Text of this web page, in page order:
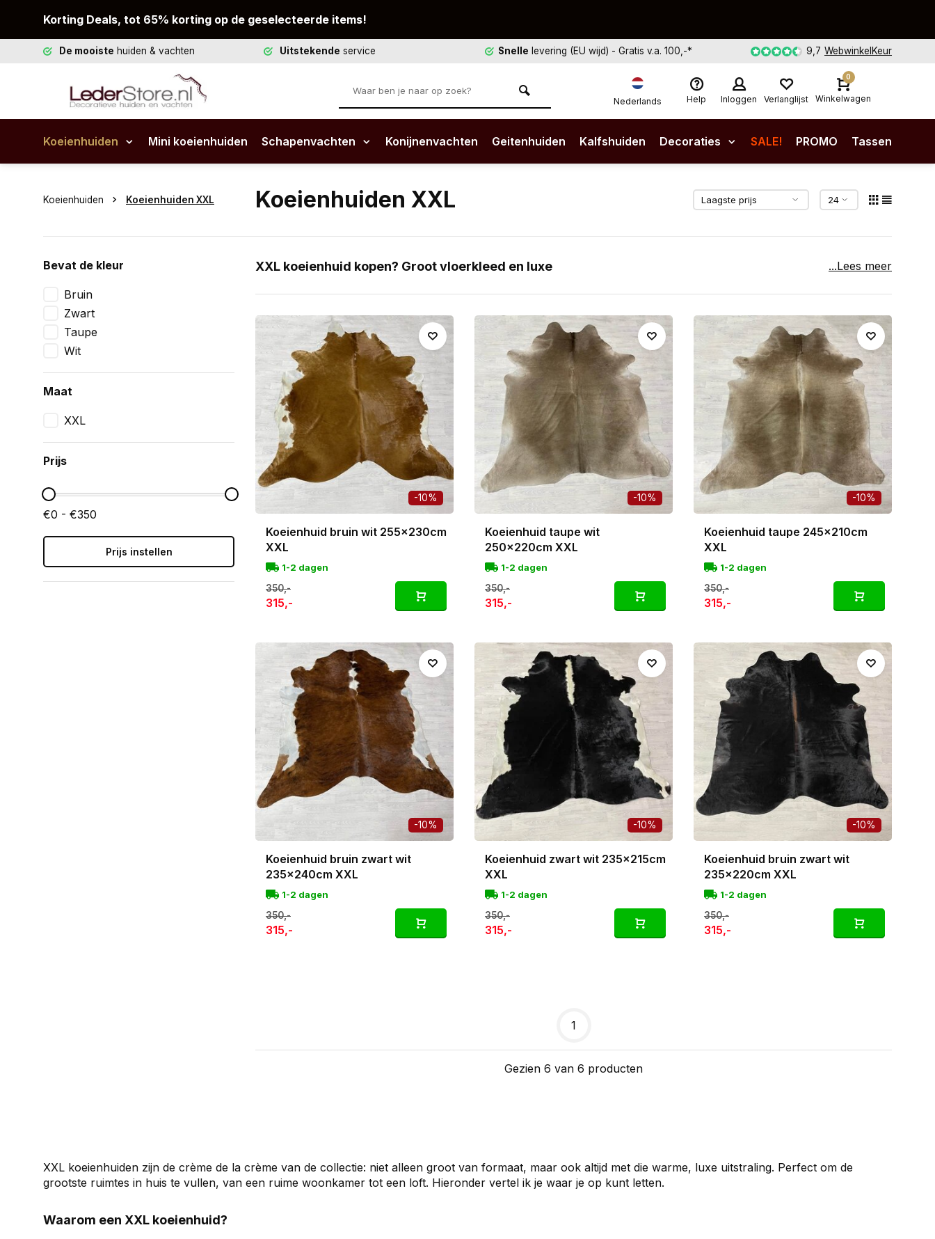
Korting Deals, tot 65% korting op de geselecteerde items!
De mooiste huiden & vachten Uitstekende service Snelle levering (EU wijd) - Gratis v.a. 100,-* 9,7 WebwinkelKeur
Nederlands Help Inloggen Verlanglijst
0
Winkelwagen
Koeienhuiden Mini koeienhuiden Schapenvachten Konijnenvachten Geitenhuiden Kalfshuiden Decoraties SALE! PROMO Tassen
Koeienhuiden Koeienhuiden XXL Koeienhuiden XXL
Bevat de kleur
Bruin
Zwart
Taupe
Wit
Maat
XXL
Prijs
€0 - €350
Prijs instellen
XXL koeienhuid kopen? Groot vloerkleed en luxe
Ben je op zoek naar die extra grote sfeermaker die meteen warmte in huis brengt? Dan zijn de XXL koeienhuiden
van luxe, comfort en stijl, gegarandeerd het stralende middelpunt van je kamer. En het mooie? Een extra grote
koeienhuid past naadloos in elk interieur, van industrieel tot modern en van landelijk tot minimalistisch.
Elke XXL huid kies ik persoonlijk met de hand uit en fotografeer ik zelf. Geen twee zijn hetzelfde, dus je ontvangt altijd
exact het koeienvel van de foto.
...Lees meer
-10%
Koeienhuid bruin wit 255x230cm
XXL
1-2 dagen
350,-
315,-
-10%
Koeienhuid taupe wit
250x220cm XXL
1-2 dagen
350,-
315,-
-10%
Koeienhuid taupe 245x210cm
XXL
1-2 dagen
350,-
315,-
-10%
Koeienhuid bruin zwart wit
235x240cm XXL
1-2 dagen
350,-
315,-
-10%
Koeienhuid zwart wit 235x215cm
XXL
1-2 dagen
350,-
315,-
-10%
Koeienhuid bruin zwart wit
235x220cm XXL
1-2 dagen
350,-
315,-
1
Gezien 6 van 6 producten
XXL koeienhuiden zijn de crème de la crème van de collectie: niet alleen groot van formaat, maar ook altijd met die warme, luxe uitstraling. Perfect om de
grootste ruimtes in huis te vullen, van een ruime woonkamer tot een loft. Hieronder vertel ik je waar je op kunt letten.
Waarom een XXL koeienhuid?